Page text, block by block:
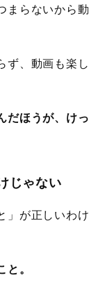
まらないから動
ず、動画も楽し
だほうが、けっ
じゃない
」が正しいわけ
。